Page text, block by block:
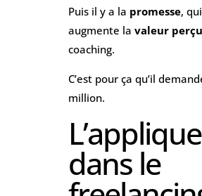
Puis il y a la promesse, qui
augmente la valeur
coaching.
C’est pour ça qu’il
million.
dans le